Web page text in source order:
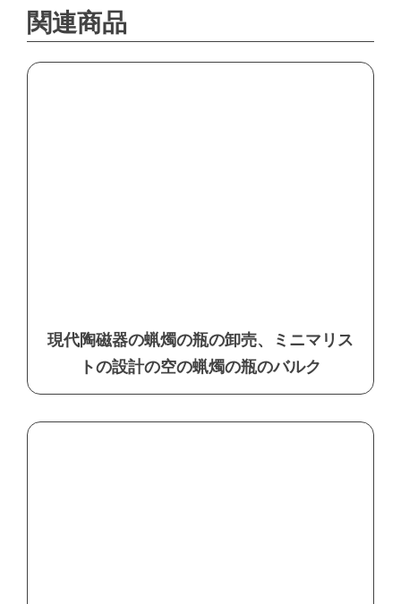
関連商品
現代陶磁器の蝋燭の瓶の卸売、ミニマリス
トの設計の空の蝋燭の瓶のバルク